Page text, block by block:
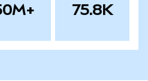
75.8K